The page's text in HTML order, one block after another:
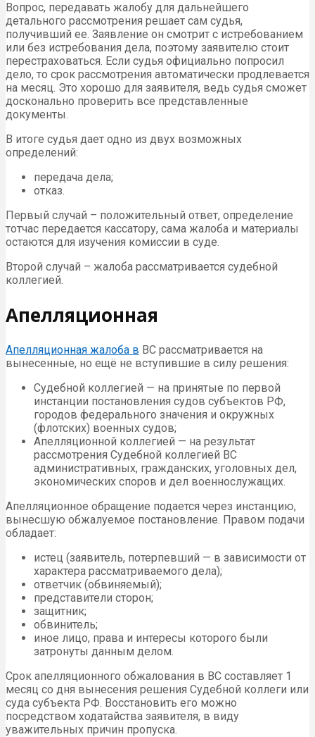
Вопрос, передавать жалобу для дальнейшего
детального рассмотрения решает сам судья,
получивший ее. Заявление он смотрит с истребованием
или без истребования дела, поэтому заявителю стоит
перестраховаться. Если судья официально попросил
дело, то срок рассмотрения автоматически продлевается
на месяц. Это хорошо для заявителя, ведь судья сможет
досконально проверить все представленные
документы.
В итоге судья дает одно из двух возможных
определений:
передача дела;
отказ.
Первый случай – положительный ответ, определение
тотчас передается кассатору, сама жалоба и материалы
остаются для изучения комиссии в суде.
Второй случай – жалоба рассматривается судебной
коллегией.
Апелляционная
Апелляционная жалоба в ВС рассматривается на
вынесенные, но ещё не вступившие в силу решения:
Судебной коллегией — на принятые по первой
инстанции постановления судов субъектов РФ,
городов федерального значения и окружных
(флотских) военных судов;
Апелляционной коллегией — на результат
рассмотрения Судебной коллегией ВС
административных, гражданских, уголовных дел,
экономических споров и дел военнослужащих.
Апелляционное обращение подается через инстанцию,
вынесшую обжалуемое постановление. Правом подачи
обладает:
истец (заявитель, потерпевший — в зависимости от
характера рассматриваемого дела);
ответчик (обвиняемый);
представители сторон;
защитник;
обвинитель;
иное лицо, права и интересы которого были
затронуты данным делом.
Срок апелляционного обжалования в ВС составляет 1
месяц со дня вынесения решения Судебной коллеги или
суда субъекта РФ. Восстановить его можно
посредством ходатайства заявителя, в виду
уважительных причин пропуска.